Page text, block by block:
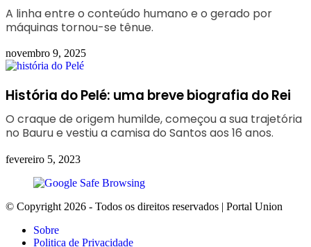
A linha entre o conteúdo humano e o gerado por
máquinas tornou-se tênue.
novembro 9, 2025
História do Pelé: uma breve biografia do Rei
O craque de origem humilde, começou a sua trajetória
no Bauru e vestiu a camisa do Santos aos 16 anos.
fevereiro 5, 2023
© Copyright 2026 - Todos os direitos reservados | Portal Union
Sobre
Politica de Privacidade